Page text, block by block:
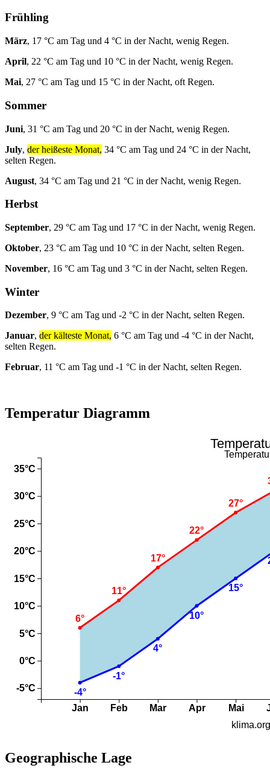
Frühling
März, 17 °C am Tag und 4 °C in der Nacht, wenig Regen.
April, 22 °C am Tag und 10 °C in der Nacht, wenig Regen.
Mai, 27 °C am Tag und 15 °C in der Nacht, oft Regen.
Sommer
Juni, 31 °C am Tag und 20 °C in der Nacht, wenig Regen.
July, der heißeste Monat, 34 °C am Tag und 24 °C in der Nacht,
selten Regen.
August, 34 °C am Tag und 21 °C in der Nacht, wenig Regen.
Herbst
September, 29 °C am Tag und 17 °C in der Nacht, wenig Regen.
Oktober, 23 °C am Tag und 10 °C in der Nacht, selten Regen.
November, 16 °C am Tag und 3 °C in der Nacht, selten Regen.
Winter
Dezember, 9 °C am Tag und -2 °C in der Nacht, selten Regen.
Januar, der kälteste Monat, 6 °C am Tag und -4 °C in der Nacht,
selten Regen.
Februar, 11 °C am Tag und -1 °C in der Nacht, selten Regen.
Temperatur Diagramm
Geographische Lage